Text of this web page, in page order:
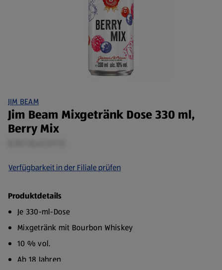
JIM BEAM
Jim Beam Mixgetränk Dose 330 ml,
Berry Mix
Verfügbarkeit in der Filiale prüfen
Produktdetails
Je 330-ml-Dose
Mixgetränk mit Bourbon Whiskey
10 % vol.
Ab 18 Jahren